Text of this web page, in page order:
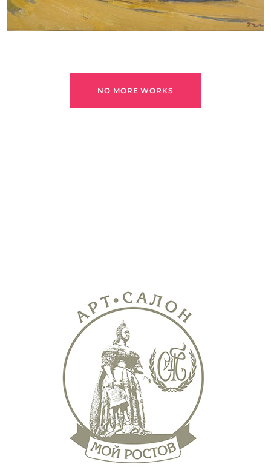
NO MORE WORKS